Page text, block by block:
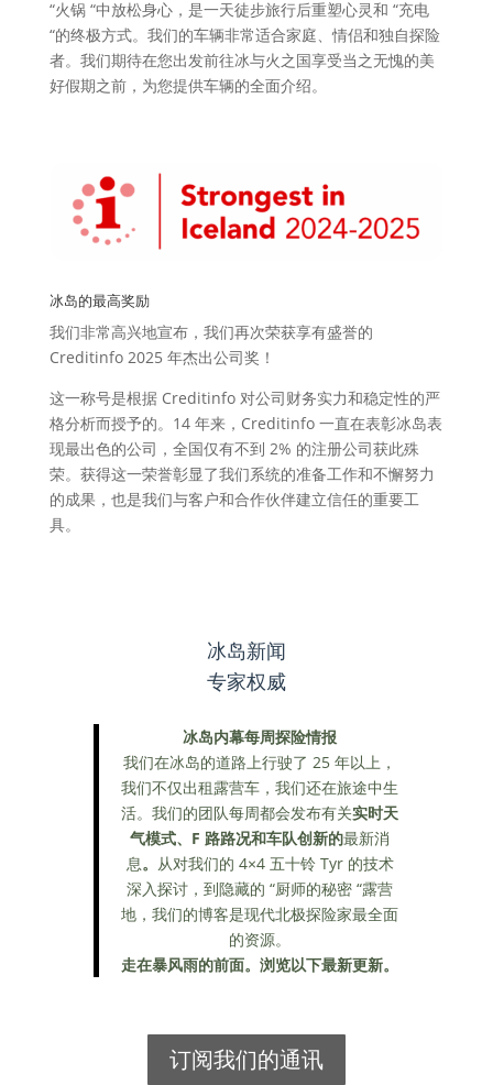
“火锅 “中放松身心，是一天徒步旅行后重塑心灵和 “充电
“的终极方式。我们的车辆非常适合家庭、情侣和独自探险
者。我们期待在您出发前往冰与火之国享受当之无愧的美
好假期之前，为您提供车辆的全面介绍。
冰岛的最高奖励
我们非常高兴地宣布，我们再次荣获享有盛誉的
Creditinfo 2025 年杰出公司奖！
这一称号是根据 Creditinfo 对公司财务实力和稳定性的严
格分析而授予的。14 年来，Creditinfo 一直在表彰冰岛表
现最出色的公司，全国仅有不到 2% 的注册公司获此殊
荣。获得这一荣誉彰显了我们系统的准备工作和不懈努力
的成果，也是我们与客户和合作伙伴建立信任的重要工
具。
冰岛新闻
专家权威
冰岛内幕每周探险情报
我们在冰岛的道路上行驶了 25 年以上，
我们不仅出租露营车，我们还在旅途中生
活。我们的团队每周都会发布有关实时天
气模式、F 路路况和车队创新的最新消
息。 从对我们的 4×4 五十铃 Tyr 的技术
深入探讨，到隐藏的 “厨师的秘密 “露营
地，我们的博客是现代北极探险家最全面
的资源。
走在暴风雨的前面。浏览以下最新更新。
订阅我们的通讯